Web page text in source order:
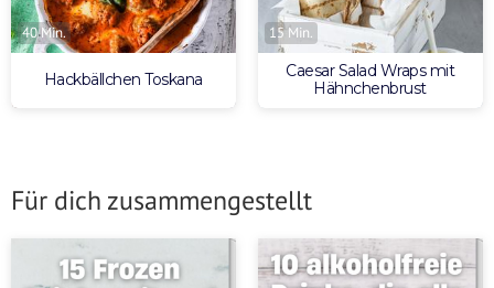
40 Min.
Hackbällchen Toskana
15 Min.
Caesar Salad Wraps mit
Hähnchenbrust
Für dich zusammengestellt